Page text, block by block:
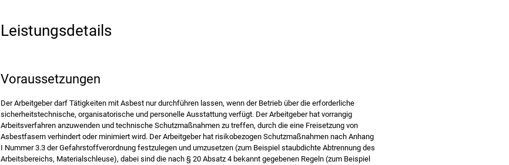
Leistungsdetails
Voraussetzungen
Der Arbeitgeber darf Tätigkeiten mit Asbest nur durchführen lassen, wenn der Betrieb über die erforderliche
sicherheitstechnische, organisatorische und personelle Ausstattung verfügt. Der Arbeitgeber hat vorrangig
Arbeitsverfahren anzuwenden und technische Schutzmaßnahmen zu treffen, durch die eine Freisetzung von
Asbestfasern verhindert oder minimiert wird. Der Arbeitgeber hat risikobezogen Schutzmaßnahmen nach Anhang
I Nummer 3.3 der Gefahrstoffverordnung festzulegen und umzusetzen (zum Beispiel staubdichte Abtrennung des
Arbeitsbereichs, Materialschleuse), dabei sind die nach § 20 Absatz 4 bekannt gegebenen Regeln (zum Beispiel